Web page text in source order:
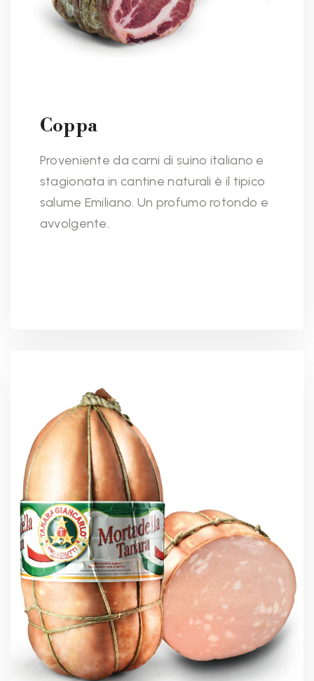
Coppa
Proveniente da carni di suino italiano e
stagionata in cantine naturali è il tipico
salume Emiliano. Un profumo rotondo e
avvolgente.